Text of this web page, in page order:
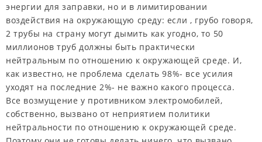
энергии для заправки, но и в лимитировании
воздействия на окружающую среду: если , грубо говоря,
2 трубы на страну могут дымить как угодно, то 50
миллионов труб должны быть практически
нейтральным по отношению к окружающей среде. И,
как известно, не проблема сделать 98%- все усилия
уходят на последние 2%- не важно какого процесса.
Все возмущение у противником электромобилей,
собственно, вызвано от неприятием политики
нейтральности по отношению к окружающей среде.